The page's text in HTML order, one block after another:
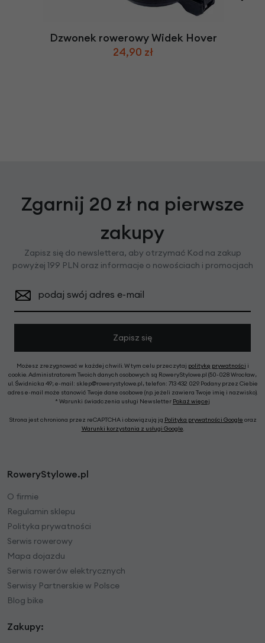
Dzwonek rowerowy Widek Hover
24,90 zł
Zgarnij 20 zł na pierwsze
zakupy
Zapisz się do newslettera, aby otrzymać Kod na zakup
powyżej 199 PLN oraz informacje o nowościach i promocjach
podaj swój adres e-mail
Zapisz się
Możesz zrezygnować w każdej chwili. W tym celu przeczytaj politykę prywatności i
cookie. Administratorem Twoich danych osobowych są RoweryStylowe.pl (50-028 Wrocław,
ul. Świdnicka 49; e-mail: sklep@rowerystylowe.pl, telefon: 713 432 029. Podany przez Ciebie
adres e-mail może stanowić Twoje dane osobowe (np. jeżeli zawiera Twoje imię i nazwisko).
* Warunki świadczenia usługi Newsletter Pokaż więcej
Strona jest chroniona przez reCAPTCHA i obowiązują ją Polityka prywatności Google oraz
Warunki korzystania z usługi Google.
RoweryStylowe.pl
O firmie
Regulamin sklepu
Polityka prywatności
Serwis rowerowy
Mapa dojazdu
Serwis rowerów elektrycznych
Serwisy Partnerskie w Polsce
Blog bike
Zakupy: